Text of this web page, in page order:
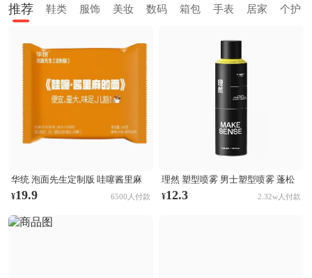
推荐 鞋类 服饰 美妆 数码 箱包 手表 居家 个护
华统 泡面先生定制版 哇噻酱里麻
的面 袋装
¥19.9 6500人付款
理然 塑型喷雾 男士塑型喷雾 蓬松
清爽自然持久立挺造型 木质香
¥12.3 2.32w人付款